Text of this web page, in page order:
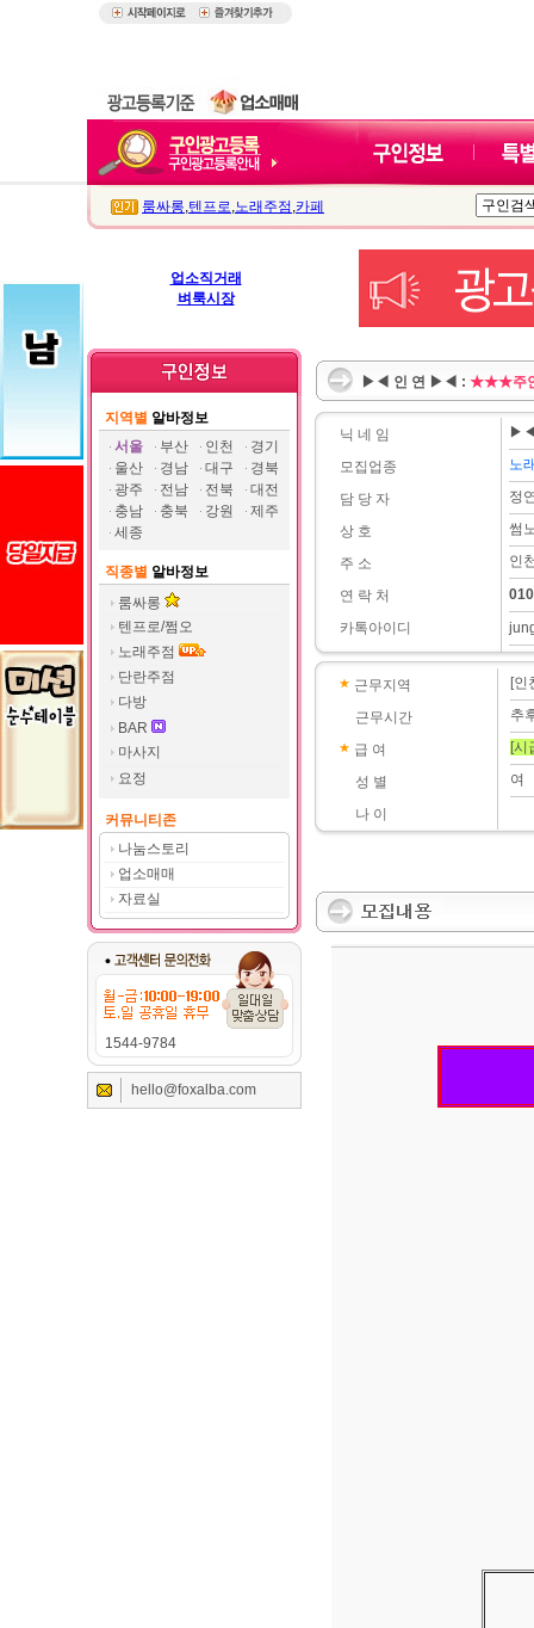
룸싸롱,텐프로,노래주점 ,카페
업소직거래
벼룩시장
지역별 알바정보
서울
부산 인천
경기
울산
경남 대구
경북
광주
전남 전북
대전
충남
충북 강원
제주
세종
직종별 알바정보
룸싸롱
텐프로/쩜오
노래주점
단란주점
다방
BAR
마사지
요정
커뮤니티존
나눔스토리
업소매매
자료실
1544-9784
hello@foxalba.com
▶◀ 인 연 ▶◀ : ★★★주안
닉 네 임
모집업종
담 당 자
상 호
주 소
연 락 처
카톡아이디
노
정
썸
인
근무지역
근무시간
급 여
성 별
나 이
[인
추
[시
여